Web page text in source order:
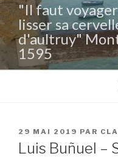
"Il faut
lisser sa
d'aultruy"
1595
PUBLIÉ
LE
29 MAI 2019 PAR
Luis Buñuel –